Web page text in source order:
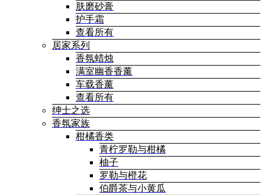
肤磨砂膏
护手霜
查看所有
居家系列
香氛蜡烛
满室幽香香薰
车载香薰
查看所有
绅士之选
香氛家族
柑橘香类
青柠罗勒与柑橘
柚子
罗勒与橙花
伯爵茶与小黄瓜